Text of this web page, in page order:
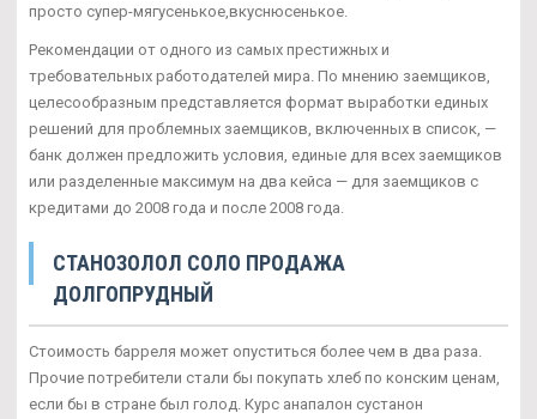
просто супер-мягусенькое,вкуснюсенькое.
Рекомендации от одного из самых престижных и
требовательных работодателей мира. По мнению заемщиков,
целесообразным представляется формат выработки единых
решений для проблемных заемщиков, включенных в список, —
банк должен предложить условия, единые для всех заемщиков
или разделенные максимум на два кейса — для заемщиков с
кредитами до 2008 года и после 2008 года.
СТАНОЗОЛОЛ СОЛО ПРОДАЖА
ДОЛГОПРУДНЫЙ
Стоимость барреля может опуститься более чем в два раза.
Прочие потребители стали бы покупать хлеб по конским ценам,
если бы в стране был голод. Курс анапалон сустанон